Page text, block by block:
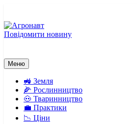
вмісту
Повідомити новину
Меню
🚜 Земля
🌽 Рослинництво
🐽 Тваринництво
💼 Практики
📉 Ціни